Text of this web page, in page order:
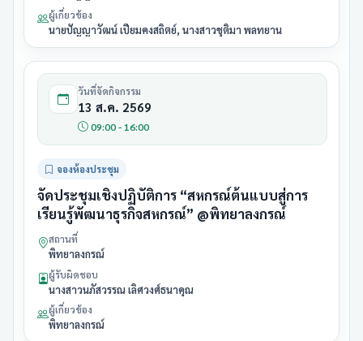
ผู้เกี่ยวข้อง
นายปัญญาวัฒน์ เปี่ยมคงสถิตย์, นางสาวชุติมา พลทยาน
วันที่จัดกิจกรรม
13 ส.ค. 2569
09:00 - 16:00
จองห้องประชุม
จัดประชุมเชิงปฏิบัติการ “สหกรณ์ต้นแบบสู่การ
เรียนรู้พัฒนาธุรกิจสหกรณ์” @พิทยาลงกรณ์
สถานที่
พิทยาลงกรณ์
ผู้รับผิดชอบ
นางสาวนภัสวรรณ เลิศวงศ์ธนาคุณ
ผู้เกี่ยวข้อง
พิทยาลงกรณ์